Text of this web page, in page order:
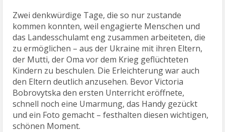
Zwei denkwürdige Tage, die so nur zustande
kommen konnten, weil engagierte Menschen und
das Landesschulamt eng zusammen arbeiteten, die
zu ermöglichen – aus der Ukraine mit ihren Eltern,
der Mutti, der Oma vor dem Krieg geflüchteten
Kindern zu beschulen. Die Erleichterung war auch
den Eltern deutlich anzusehen. Bevor Victoria
Bobrovytska den ersten Unterricht eröffnete,
schnell noch eine Umarmung, das Handy gezückt
und ein Foto gemacht – festhalten diesen wichtigen,
schönen Moment.